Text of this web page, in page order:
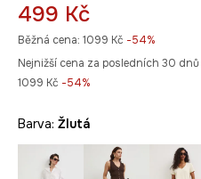
499 Kč
Běžná cena: 1099 Kč -54%
Nejnižší cena za posledních 30
1099 Kč -54%
Barva: žlutá